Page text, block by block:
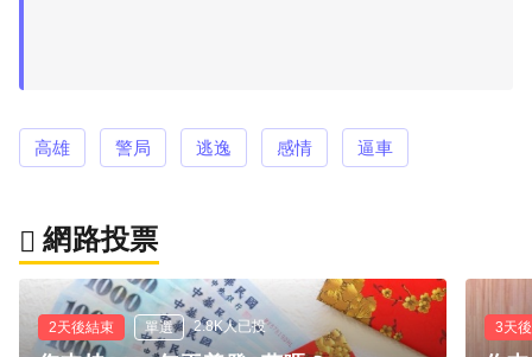
高雄 警局 逃逸 感情 逼車
網路投票
2天後結束 單選 2.8K人已投 3天